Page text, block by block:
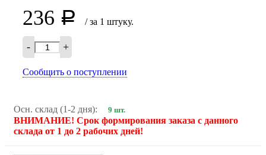
236 Р / за 1 штуку.
- +
Сообщить о поступлении
Осн. склад (1-2 дня): 9 шт.
ВНИМАНИЕ! Срок формирования заказа с данного
склада от 1 до 2 рабочих дней!